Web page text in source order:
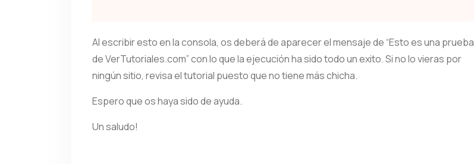
Al escribir esto en la consola, os deberá de aparecer el mensaje de “Esto es una prueba
de VerTutoriales.com” con lo que la ejecución ha sido todo un exito. Si no lo vieras por
ningún sitio, revisa el tutorial puesto que no tiene más chicha.
Espero que os haya sido de ayuda.
Un saludo!